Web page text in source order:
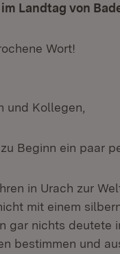
im Landtag von
Wort!
und Kollegen,
Beginn ein paar
in Urach zur
mit einem
gar nichts deutete
bestimmen und